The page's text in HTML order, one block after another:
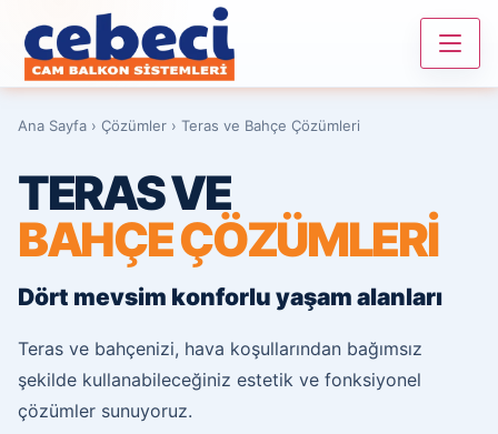
Ana Sayfa › Çözümler › Teras ve Bahçe Çözümleri
TERAS VE
BAHÇE ÇÖZÜMLERI
Dört mevsim konforlu yaşam alanları
Teras ve bahçenizi, hava koşullarından bağımsız
şekilde kullanabileceğiniz estetik ve fonksiyonel
çözümler sunuyoruz.